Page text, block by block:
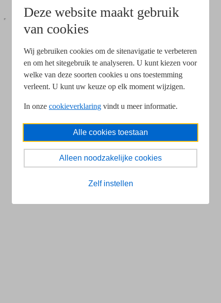
Deze website maakt gebruik
van cookies
Wij gebruiken cookies om de sitenavigatie te verbeteren
en om het sitegebruik te analyseren. U kunt kiezen voor
welke van deze soorten cookies u ons toestemming
verleent. U kunt uw keuze op elk moment wijzigen.
In onze cookieverklaring vindt u meer informatie.
Alle cookies toestaan
Alleen noodzakelijke cookies
Zelf instellen